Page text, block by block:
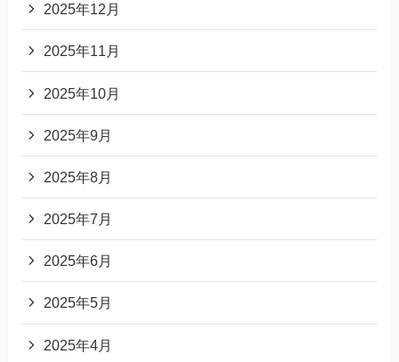
2025年12月
2025年11月
2025年10月
2025年9月
2025年8月
2025年7月
2025年6月
2025年5月
2025年4月